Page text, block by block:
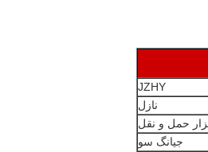
JZHY
نازل
حمل و نقل
جیانگ سو